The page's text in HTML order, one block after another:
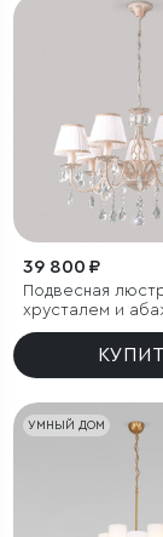
39 800 ₽
Подвесная
хрусталем и
УМНЫЙ ДОМ